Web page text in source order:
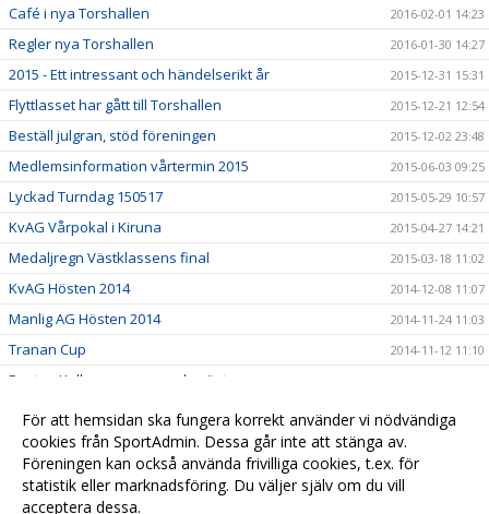
Café i nya Torshallen 2016-02-01 14:23
Regler nya Torshallen 2016-01-30 14:27
2015 - Ett intressant och händelserikt år 2015-12-31 15:31
Flyttlasset har gått till Torshallen 2015-12-21 12:54
Beställ julgran, stöd föreningen 2015-12-02 23:48
Medlemsinformation vårtermin 2015 2015-06-03 09:25
Lyckad Turndag 150517 2015-05-29 10:57
KvAG Vårpokal i Kiruna 2015-04-27 14:21
Medaljregn Västklassens final 2015-03-18 11:02
KvAG Hösten 2014 2014-12-08 11:07
Manlig AG Hösten 2014 2014-11-24 11:03
Tranan Cup 2014-11-12 11:10
Pontus Kallanvaara svensk mästare
Turn Dagen 2014 2014-11-11 14:29
Göteborgs turn träningsläger 2014-11-11 14:28
Gamla nyheter 2014-06-01 11:14
För att hemsidan ska fungera korrekt använder vi nödvändiga
cookies från SportAdmin. Dessa går inte att stänga av.
Föreningen kan också använda frivilliga cookies, t.ex. för
statistik eller marknadsföring. Du väljer själv om du vill
acceptera dessa.